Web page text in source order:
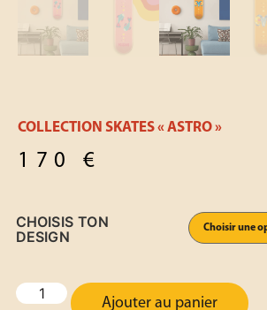
COLLECTION SKATES « ASTRO »
170€
CHOISIS TON
DESIGN
Ajouter au panier